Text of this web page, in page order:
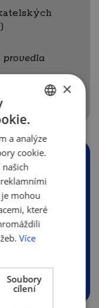
provedla
a-
002.pdf
ENGLISH
×
a analýze
cookie.
mohou
které
Více
Soubory
cílení